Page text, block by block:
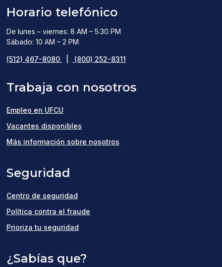
Horario telefónico
De lunes – viernes: 8 AM – 5:30 PM
Sábado: 10 AM – 2 PM
(512) 467-8080 (800) 252-8311
Trabaja con nosotros
Empleo en UFCU
Vacantes disponibles
in
Más información sobre nosotros
Seguridad
Centro de seguridad
Política contra el fraude
Prioriza tu seguridad
¿Sabías que?